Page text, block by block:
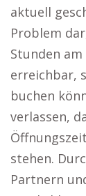
aktuell
Problem
Stunden
erreichbar,
buchen
verlassen,
stehen.
Partnern